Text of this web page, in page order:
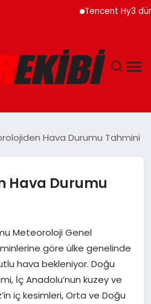
Tencent Hy3 dünya
Hava Durumu Tahmini
Hava Durumu
Meteoroloji Genel
göre ülke genelinde
hava bekleniyor. Doğu
İç Anadolu’nun kuzey ve
iç kesimleri, Orta ve Doğu